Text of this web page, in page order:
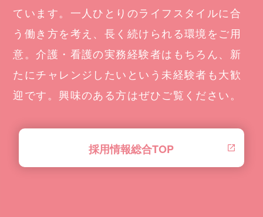
ています。一人ひとりのライフスタイルに合
う働き方を考え、長く続けられる環境をご用
意。介護・看護の実務経験者はもちろん、新
たにチャレンジしたいという未経験者も大歓
迎です。興味のある方はぜひご覧ください。
採用情報総合TOP